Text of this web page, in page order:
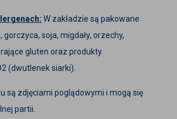
W zakładzie są pakowane
soja, migdały, orzechy,
gluten oraz produkty
(dwutlenek siarki).
są zdjęciami poglądowymi i mogą się
partii.